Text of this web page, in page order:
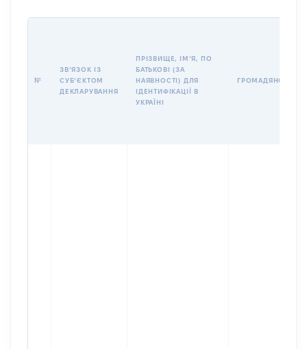
№
ЗВʼЯЗОК ІЗ
СУБʼЄКТОМ
ДЕКЛАРУВАННЯ
ПРІЗВИЩЕ, ІМʼЯ, ПО
БАТЬКОВІ (ЗА
НАЯВНОСТІ) ДЛЯ
ІДЕНТИФІКАЦІЇ В
УКРАЇНІ
ГРОМАДЯНСТВО